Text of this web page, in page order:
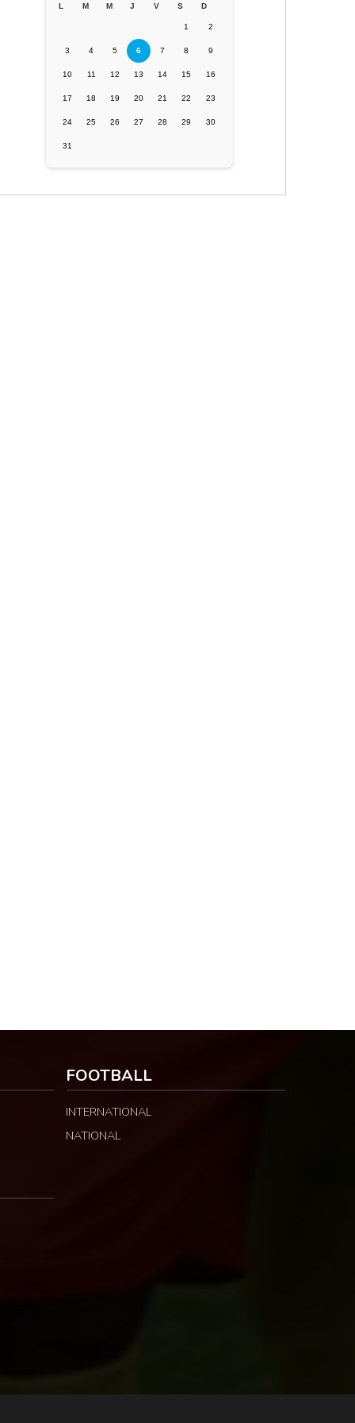
L M M J V S D
1 2
3 4 5 6 7 8 9
10 11 12 13 14 15 16
17 18 19 20 21 22 23
24 25 26 27 28 29 30
31
FOOTBALL
INTERNATIONAL
NATIONAL